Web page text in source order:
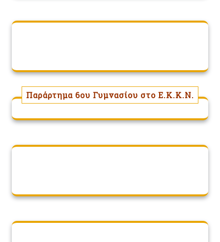
Παράρτημα 6ου Γυμνασίου στο Ε.Κ.Κ.Ν.